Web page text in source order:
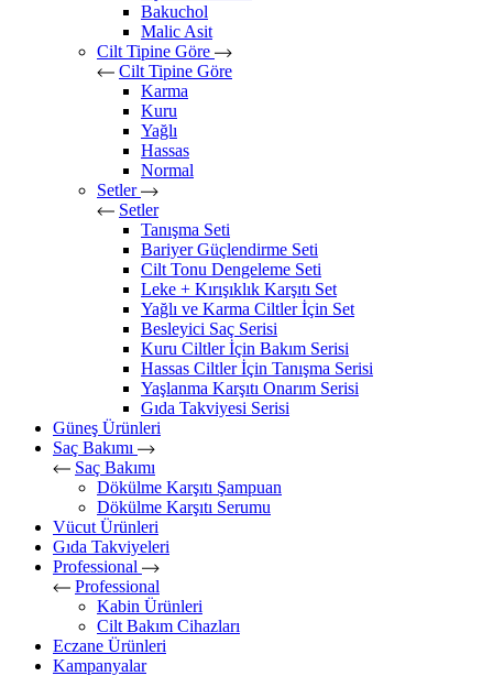
Bakuchol
Malic Asit
Cilt Tipine Göre
Cilt Tipine Göre
Karma
Kuru
Yağlı
Hassas
Normal
Setler
Setler
Tanışma Seti
Bariyer Güçlendirme Seti
Cilt Tonu Dengeleme Seti
Leke + Kırışıklık Karşıtı Set
Yağlı ve Karma Ciltler İçin Set
Besleyici Saç Serisi
Kuru Ciltler İçin Bakım Serisi
Hassas Ciltler İçin Tanışma Serisi
Yaşlanma Karşıtı Onarım Serisi
Gıda Takviyesi Serisi
Güneş Ürünleri
Saç Bakımı
Saç Bakımı
Dökülme Karşıtı Şampuan
Dökülme Karşıtı Serumu
Vücut Ürünleri
Gıda Takviyeleri
Professional
Professional
Kabin Ürünleri
Cilt Bakım Cihazları
Eczane Ürünleri
Kampanyalar